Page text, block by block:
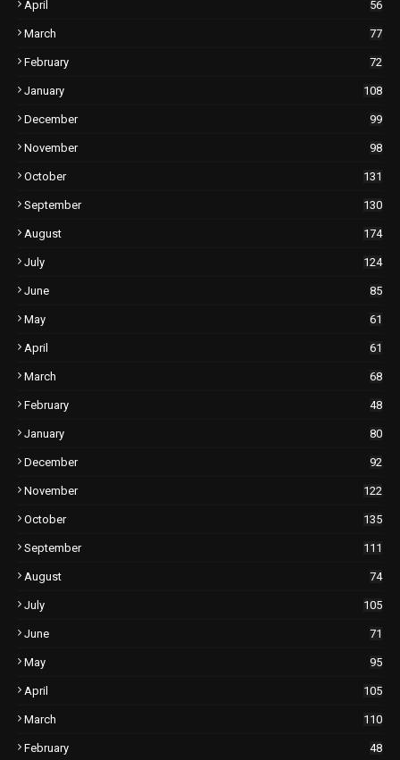
April 56
March 77
February 72
January 108
December 99
November 98
October 131
September 130
August 174
July 124
June 85
May 61
April 61
March 68
February 48
January 80
December 92
November 122
October 135
September 111
August 74
July 105
June 71
May 95
April 105
March 110
February 48